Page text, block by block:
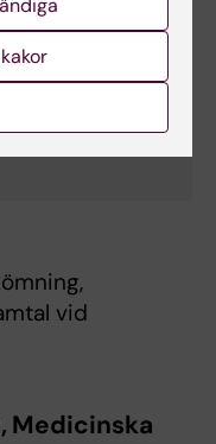
för inresande
vid
Medicinska